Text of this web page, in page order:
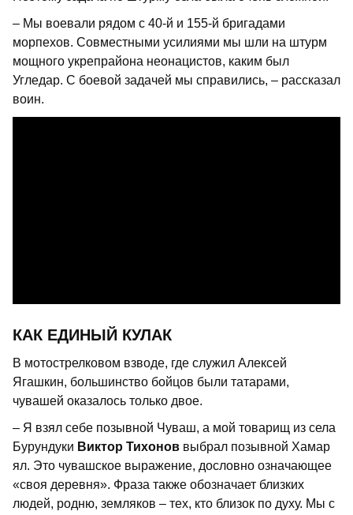
– Мы воевали рядом с 40-й и 155-й бригадами
морпехов. Совместными усилиями мы шли на штурм
мощного укрепрайона неонацистов, каким был
Угледар. С боевой задачей мы справились, – рассказал
воин.
КАК ЕДИНЫЙ КУЛАК
В мотострелковом взводе, где служил Алексей
Ягашкин, большинство бойцов были татарами,
чувашей оказалось только двое.
– Я взял себе позывной Чуваш, а мой товарищ из села
Бурундуки Виктор Тихонов выбрал позывной Хамар
ял. Это чувашское выражение, дословно означающее
«своя деревня». Фраза также обозначает близких
людей, родню, земляков – тех, кто близок по духу. Мы с